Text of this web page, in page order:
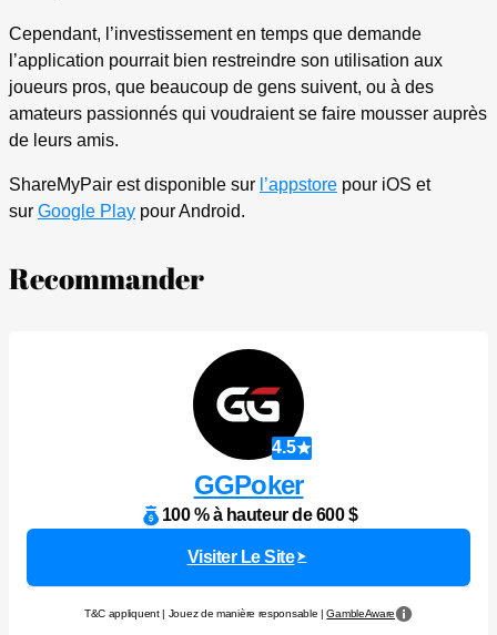
Cependant, l’investissement en temps que demande
l’application pourrait bien restreindre son utilisation aux
joueurs pros, que beaucoup de gens suivent, ou à des
amateurs passionnés qui voudraient se faire mousser auprès
de leurs amis.
ShareMyPair est disponible sur l’appstore pour iOS et
sur Google Play pour Android.
Recommander
4.5
GGPoker
100 % à hauteur de 600 $
Visiter Le Site
T&C appliquent | Jouez de manière responsable |GambleAware